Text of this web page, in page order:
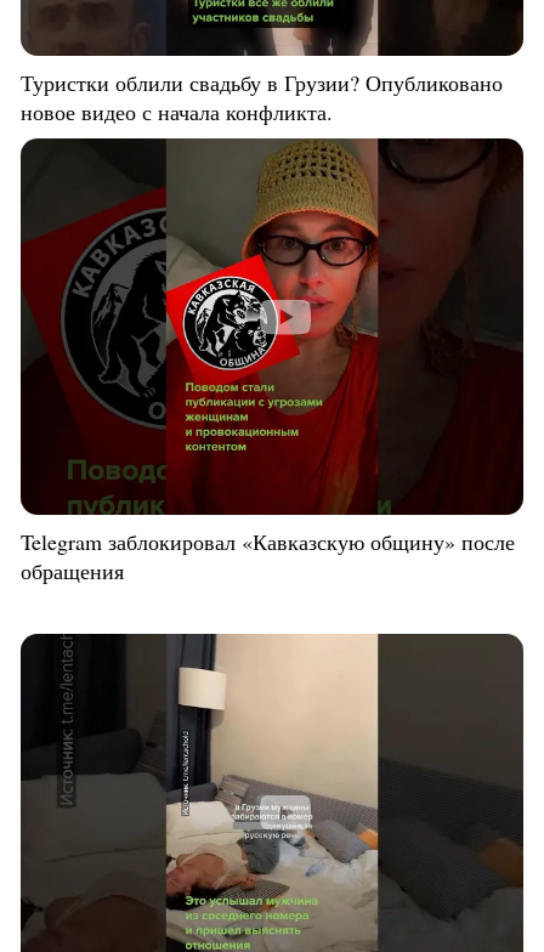
Туристки облили свадьбу в Грузии? Опубликовано
новое видео с начала конфликта.
Telegram заблокировал «Кавказскую общину» после
обращения